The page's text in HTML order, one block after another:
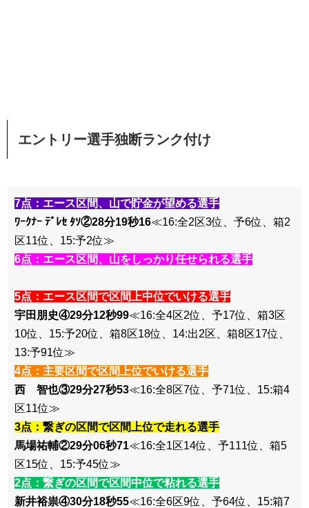
エントリー選手独断ランク付け
7点：エース区間、山で貯金が望める選手
ﾜｰｸﾅｰ ﾃﾞﾚｾ ﾀｿ②28分19秒16≪16:全2区3位、予6位、箱2
区11位、15:予2位≫
6点：エース区間、山をしっかり任せられる選手
5点：エース区間で区間上中位でいける選手
宇田朋史④29分12秒99≪16:全4区2位、予17位、箱3区
10位、15:予20位、箱8区18位、14:出2区、箱8区17位、
13:予91位≫
4点：主要区間で区間上位でいける選手
西 智也③29分27秒53≪16:全8区7位、予71位、15:箱4
区11位≫
3点：繋ぎの区間で区間上位で走れる選手
馬場祐輔②29分06秒71≪16:全1区14位、予111位、箱5
区15位、15:予45位≫
2点：繋ぎの区間で区間中位で粘れる選手
新井裕祟④30分18秒55≪16:全6区9位、予64位、15:箱7